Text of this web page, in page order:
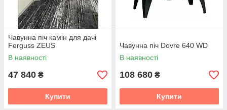
Чавунна піч камін для дачі
Ferguss ZEUS
В наявності
47 840 ₴
Купити
Чавунна піч Dovre 640 WD
В наявності
108 680 ₴
Купити